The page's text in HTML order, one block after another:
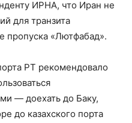
ИРНА, что Иран не
для транзита
пропуска «Лютфабад».
РТ рекомендовало
— доехать до Баку,
до казахского порта